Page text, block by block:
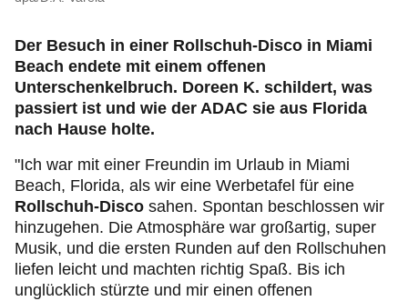
Der Besuch in einer Rollschuh-Disco in Miami
Beach endete mit einem offenen
Unterschenkelbruch. Doreen K. schildert, was
passiert ist und wie der ADAC sie aus Florida
nach Hause holte.
"Ich war mit einer Freundin im Urlaub in Miami
Beach, Florida, als wir eine Werbetafel für eine
Rollschuh-Disco sahen. Spontan beschlossen wir
hinzugehen. Die Atmosphäre war großartig, super
Musik, und die ersten Runden auf den Rollschuhen
liefen leicht und machten richtig Spaß. Bis ich
unglücklich stürzte und mir einen offenen